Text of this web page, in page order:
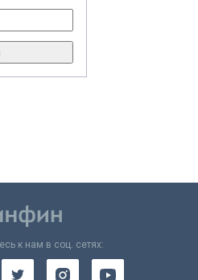
к нам в соц. сетях: